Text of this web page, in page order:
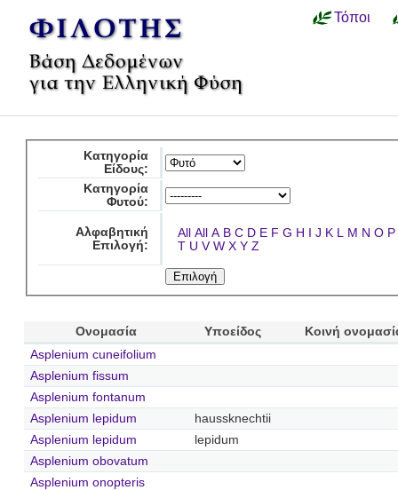
Τόποι
Κατηγορία
Είδους:
Κατηγορία
Φυτού:
Αλφαβητική
Επιλογή:
All All A B C D E F G H I J K L M N O P
T U V W X Y Z
Ονομασία Υποείδος
Κοινή
Asplenium cuneifolium
Asplenium fissum
Asplenium fontanum
Asplenium lepidum
haussknechtii
Asplenium lepidum
lepidum
Asplenium obovatum
Asplenium onopteris